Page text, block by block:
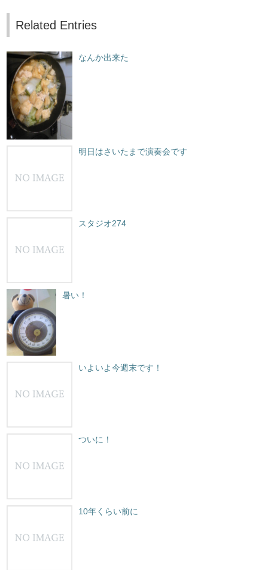
Related Entries
なんか出来た
明日はさいたまで演奏会です
スタジオ274
暑い！
いよいよ今週末です！
ついに！
10年くらい前に